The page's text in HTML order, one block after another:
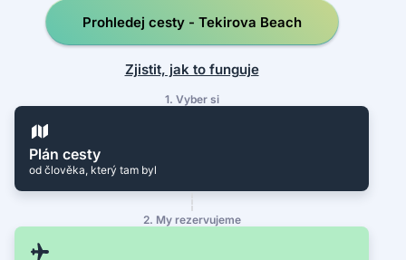
Prohledej cesty - Tekirova Beach
Zjistit, jak to funguje
1. Vyber si
Plán cesty
od člověka, který tam byl
2. My rezervujeme